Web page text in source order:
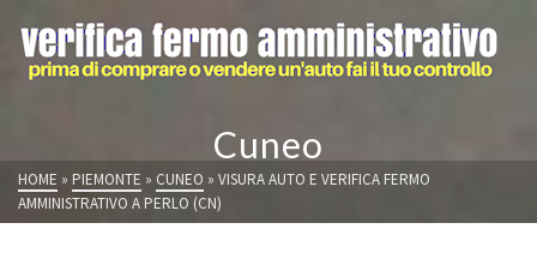
Cuneo
HOME » PIEMONTE » CUNEO » VISURA AUTO E VERIFICA FERMO
AMMINISTRATIVO A PERLO (CN)